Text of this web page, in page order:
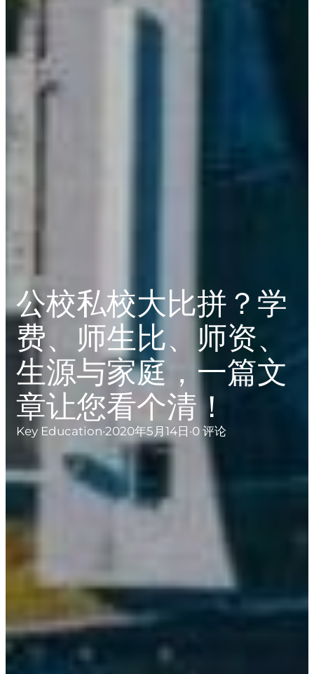
公校私校大比拼？学
费、师生比、师资、
生源与家庭，一篇文
章让您看个清！
Key Education·2020年5月14日·0 评论